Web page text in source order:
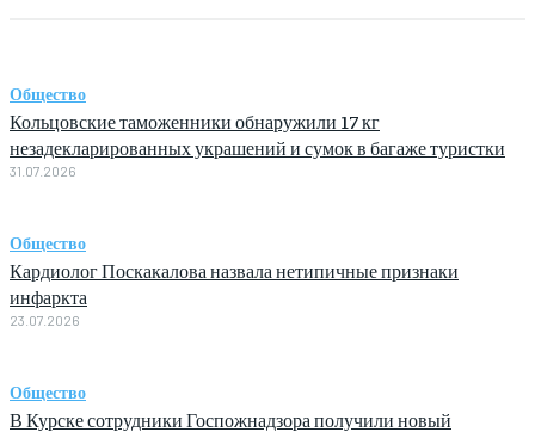
Общество
Кольцовские таможенники обнаружили 17 кг
незадекларированных украшений и сумок в багаже туристки
31.07.2026
Общество
Кардиолог Поскакалова назвала нетипичные признаки
инфаркта
23.07.2026
Общество
В Курске сотрудники Госпожнадзора получили новый